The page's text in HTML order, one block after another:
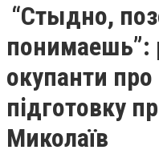
“Стыдно,
понимаешь”:
окупанти
підготовку
Миколаїв